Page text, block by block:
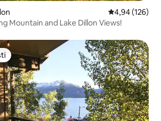
Prosječna
4,94 (126)
Mountain and Lake Dillon Views!
s oznakom „Odabrali gosti”